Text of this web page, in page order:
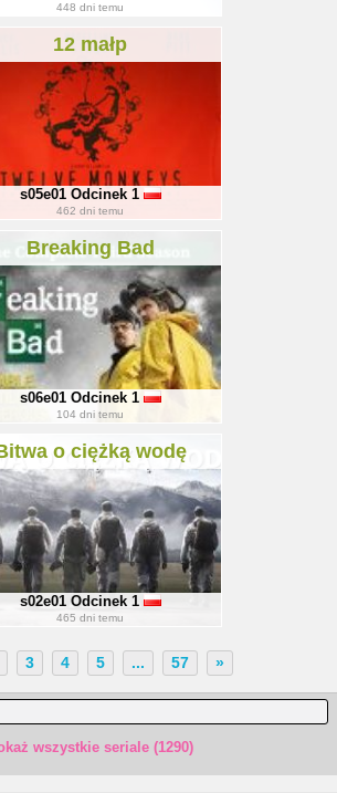
448 dni temu
12 małp
s05e01Odcinek 1
462 dni temu
Breaking Bad
s06e01Odcinek 1
104 dni temu
o ciężką wodę
s02e01Odcinek 1
465 dni temu
3 4 5 ... 57 »
wszystkie seriale (1290)